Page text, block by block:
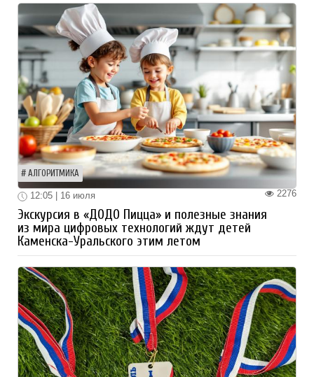
АЛГОРИТМИКА
2276
12:05 | 16 июля
Экскурсия в «ДОДО Пицца» и полезные знания
из мира цифровых технологий ждут детей
Каменска-Уральского этим летом